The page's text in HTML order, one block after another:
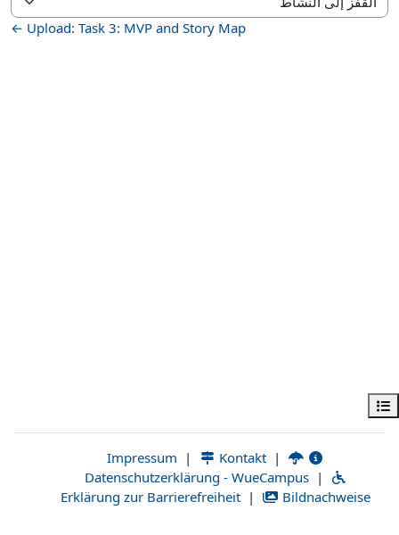
المقرر
القفز إلى النشاط
Upload: Task 3: MVP and Story Map ←
| Kontakt |
Datenschutzerklärung - WueCampus |
Erklärung zur Barrierefreiheit | Bildnachweise